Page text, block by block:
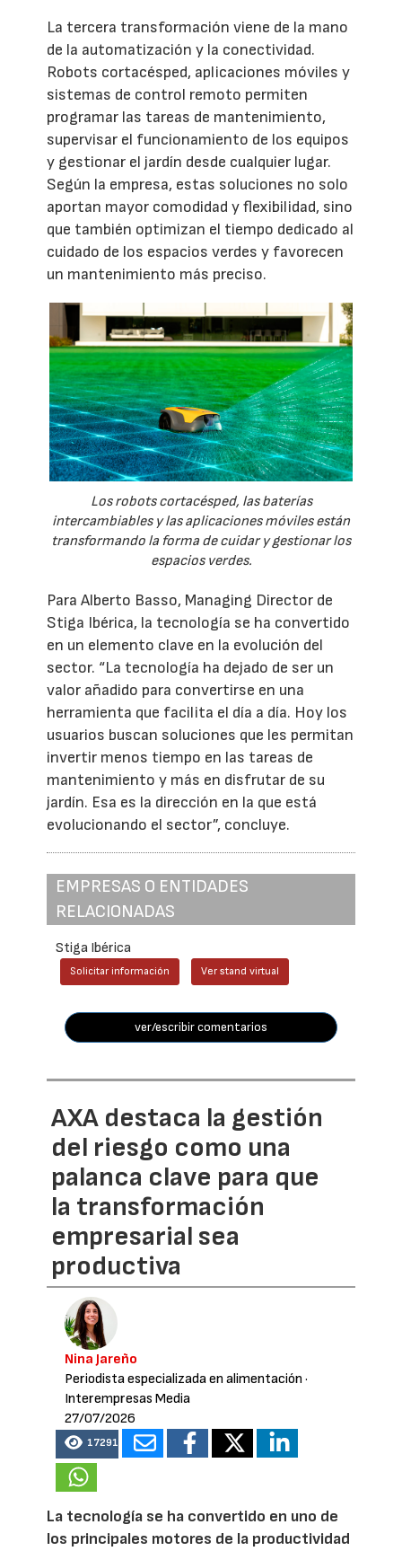
La tercera transformación viene de la mano
de la automatización y la conectividad.
Robots cortacésped, aplicaciones móviles y
sistemas de control remoto permiten
programar las tareas de mantenimiento,
supervisar el funcionamiento de los equipos
y gestionar el jardín desde cualquier lugar.
Según la empresa, estas soluciones no solo
aportan mayor comodidad y flexibilidad, sino
que también optimizan el tiempo dedicado al
cuidado de los espacios verdes y favorecen
un mantenimiento más preciso.
Los robots cortacésped, las baterías
intercambiables y las aplicaciones móviles están
transformando la forma de cuidar y gestionar los
espacios verdes.
Para Alberto Basso, Managing Director de
Stiga Ibérica, la tecnología se ha convertido
en un elemento clave en la evolución del
sector. “La tecnología ha dejado de ser un
valor añadido para convertirse en una
herramienta que facilita el día a día. Hoy los
usuarios buscan soluciones que les permitan
invertir menos tiempo en las tareas de
mantenimiento y más en disfrutar de su
jardín. Esa es la dirección en la que está
evolucionando el sector”, concluye.
EMPRESAS O ENTIDADES
RELACIONADAS
Stiga Ibérica
Solicitar información Ver stand virtual
ver/escribir comentarios
AXA destaca la gestión
del riesgo como una
palanca clave para que
la transformación
empresarial sea
productiva
Nina Jareño
Periodista especializada en alimentación ·
Interempresas Media
27/07/2026
17291
La tecnología se ha convertido en uno de
los principales motores de la productividad